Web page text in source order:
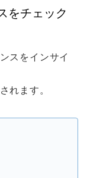
をチェック
スをインサイ
れます。